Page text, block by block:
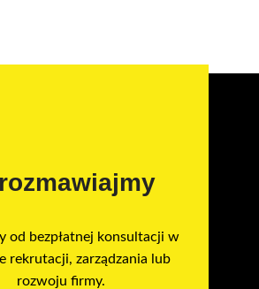
od bezpłatnej konsultacji w
rekrutacji, zarządzania lub
rozwoju firmy.